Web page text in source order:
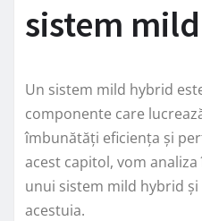
sistem
Un sistem mild hybrid
componente care
îmbunătăți eficiența și
acest capitol, vom
unui sistem mild hybrid
acestuia.